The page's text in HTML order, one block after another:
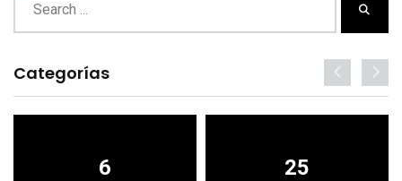
Categorías
6 25